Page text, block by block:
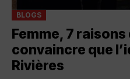
BLOGS
Femme, 7
convaincre que
Rivières